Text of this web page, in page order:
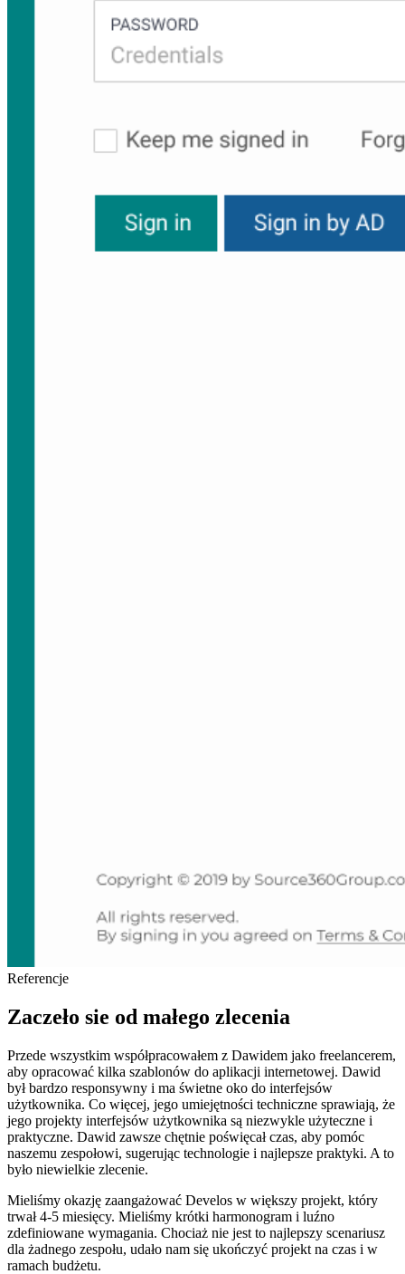
Referencje
Zaczeło sie od małego zlecenia
Przede wszystkim współpracowałem z Dawidem jako freelancerem,
aby opracować kilka szablonów do aplikacji internetowej. Dawid
był bardzo responsywny i ma świetne oko do interfejsów
użytkownika. Co więcej, jego umiejętności techniczne sprawiają, że
jego projekty interfejsów użytkownika są niezwykle użyteczne i
praktyczne. Dawid zawsze chętnie poświęcał czas, aby pomóc
naszemu zespołowi, sugerując technologie i najlepsze praktyki. A to
było niewielkie zlecenie.
Mieliśmy okazję zaangażować Develos w większy projekt, który
trwał 4-5 miesięcy. Mieliśmy krótki harmonogram i luźno
zdefiniowane wymagania. Chociaż nie jest to najlepszy scenariusz
dla żadnego zespołu, udało nam się ukończyć projekt na czas i w
ramach budżetu.